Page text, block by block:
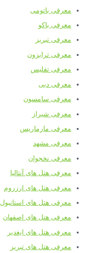
معرفی باتومی
معرفی باکو
معرفی تبریز
معرفی ترابزون
معرفی تفلیس
معرفی دبی
معرفی سامسون
معرفی شیراز
معرفی مارماریس
معرفی مشهد
معرفی نخجوان
معرفی هتل های آنتالیا
معرفی هتل های ارزروم
معرفی هتل های استانبول
معرفی هتل های اصفهان
معرفی هتل های ایغدیر
معرفی هتل های تبریز